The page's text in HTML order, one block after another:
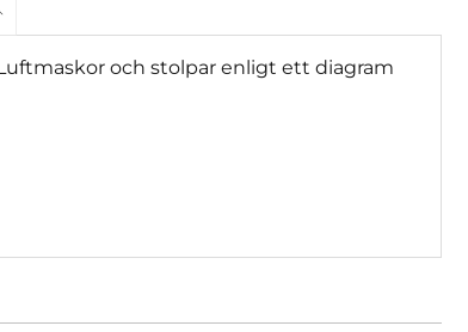
och stolpar enligt ett diagram